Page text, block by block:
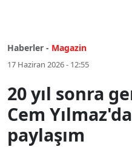
Haberler - Magazin
17 Haziran 2026 - 12:55
20 yıl sonra
Cem
paylaşım